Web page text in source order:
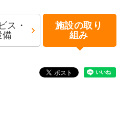
ス・
備
施設の取り
組み